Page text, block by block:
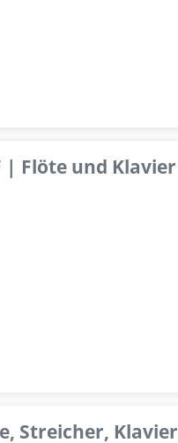
| Flöte und Klavier
Streicher, Klavier